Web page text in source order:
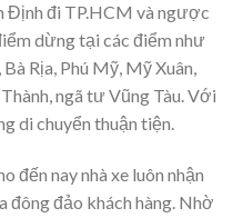
Định đi TP.HCM và ngược
dừng tại các điểm như
Rịa, Phú Mỹ, Mỹ Xuân,
ngã tư Vũng Tàu. Với
di chuyển thuận tiện.
đến nay nhà xe luôn nhận
đảo khách hàng. Nhờ